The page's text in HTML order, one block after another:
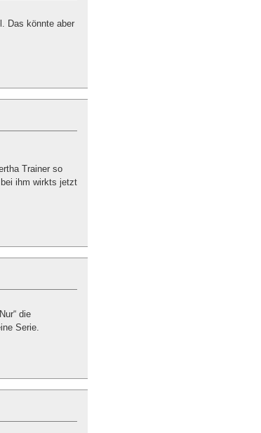
Das könnte aber
Trainer so
ihm wirkts jetzt
die
Serie.